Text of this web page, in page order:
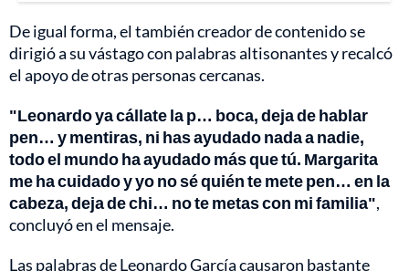
De igual forma, el también creador de contenido se
dirigió a su vástago con palabras altisonantes y recalcó
el apoyo de otras personas cercanas.
"Leonardo ya cállate la p… boca, deja de hablar
pen… y mentiras, ni has ayudado nada a nadie,
todo el mundo ha ayudado más que tú. Margarita
me ha cuidado y yo no sé quién te mete pen… en la
cabeza, deja de chi… no te metas con mi familia",
concluyó en el mensaje.
Las palabras de Leonardo García causaron bastante